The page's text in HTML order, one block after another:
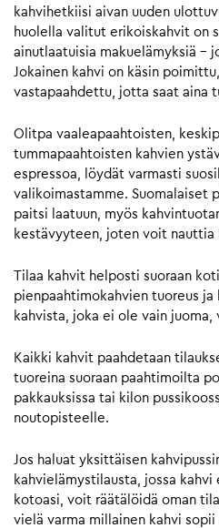
kahvihetkiisi aivan uuden
huolella valitut erikoiskahvit on
ainutlaatuisia makuelämyksiä –
Jokainen kahvi on käsin
vastapaahdettu, jotta saat aina
Olitpa vaaleapaahtoisten,
tummapaahtoisten kahvien
espressoa, löydät varmasti
valikoimastamme. Suomalaiset
paitsi laatuun, myös
kestävyyteen, joten voit nauttia
Tilaa kahvit helposti suoraan
pienpaahtimokahvien tuoreus ja
kahvista, joka ei ole vain juoma,
Kaikki kahvit paahdetaan
tuoreina suoraan paahtimoilta
pakkauksissa tai kilon
noutopisteelle.
Jos haluat yksittäisen
kahvielämystilausta, jossa kahvi
kotoasi, voit räätälöidä oman
vielä varma millainen kahvi